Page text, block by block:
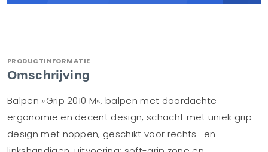
PRODUCTINFORMATIE
Omschrijving
Balpen »Grip 2010 M«, balpen met doordachte
ergonomie en decent design, schacht met uniek grip-
design met noppen, geschikt voor rechts- en